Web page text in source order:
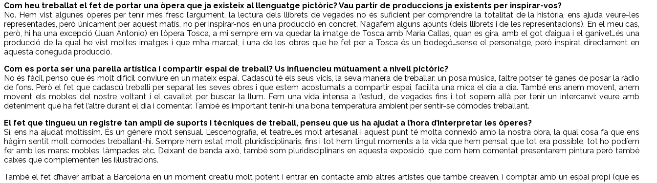
Com heu treballat el fet de portar una òpera que ja existeix al llenguatge pictòric? Vau partir de produccions ja existents per inspirar-vos?
No. Hem vist algunes òperes per tenir més fresc l’argument, la lectura dels llibrets de vegades no és suficient per comprendre la totalitat de la història, ens ajuda veure-les
representades, però únicament per aquest matís, no per inspirar-nos en una producció en concret. N’agafem alguns apunts (dels llibrets i de les representacions). En el meu cas,
però, hi ha una excepció (Juan Antonio) en l’òpera Tosca, a mi sempre em va quedar la imatge de Tosca amb Maria Callas, quan es gira, amb el got d’aigua i el ganivet…és una
producció de la qual he vist moltes imatges i que m’ha marcat, i una de les obres que he fet per a Tosca és un bodegó…sense el personatge, però inspirat directament en
aquesta coneguda producció.
Com es porta ser una parella artística i compartir espai de treball? Us influencieu mútuament a nivell pictòric?
No és fàcil, penso que és molt difícil conviure en un mateix espai. Cadascú té els seus vicis, la seva manera de treballar: un posa música, l’altre potser té ganes de posar la ràdio
de fons. Però el fet que cadascú treballi per separat les seves obres i que estem acostumats a compartir espai, facilita una mica el dia a dia. També ens anem movent, anem
movent els mobles del nostre voltant i el cavallet per buscar la llum. Fem una vida intensa a l’estudi, de vegades fins i tot sopem allà per tenir un intercanvi: veure amb
deteniment què ha fet l’altre durant el dia i comentar. També és important tenir-hi una bona temperatura ambient per sentir-se còmodes treballant.
El fet que tingueu un registre tan ampli de suports i tècniques de treball, penseu que us ha ajudat a l’hora d’interpretar les òperes?
Sí, ens ha ajudat moltíssim. És un gènere molt sensual. L’escenografia, el teatre…és molt artesanal i aquest punt té molta connexió amb la nostra obra, la qual cosa fa que ens
hàgim sentit molt còmodes treballant-hi. Sempre hem estat molt pluridisciplinaris, fins i tot hem tingut moments a la vida que hem pensat que tot era possible, tot ho podíem
fer amb les mans: mobles, làmpades etc. Deixant de banda això, també som pluridisciplinaris en aquesta exposició, que com hem comentat presentarem pintura però també
caixes que complementen les il·lustracions.
També el fet d’haver arribat a Barcelona en un moment creatiu molt potent i entrar en contacte amb altres artistes que també creaven, i comptar amb un espai propi (que es